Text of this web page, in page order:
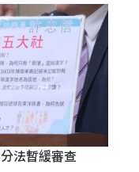
法暫緩審查